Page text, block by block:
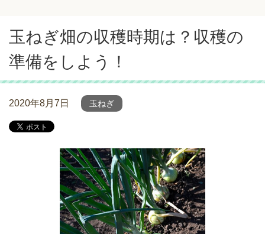
玉ねぎ畑の収穫時期は？収穫の
準備をしよう！
2020年8月7日 玉ねぎ